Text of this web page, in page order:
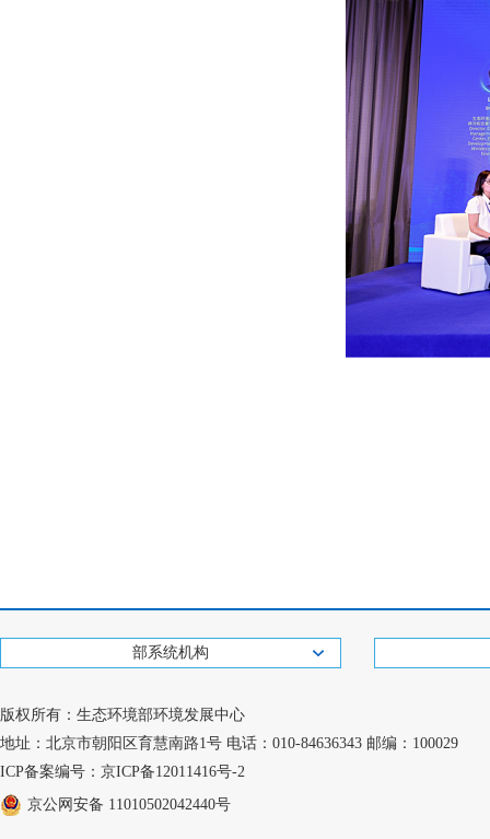
部系统机构
版权所有：生态环境部环境发展中心
地址：北京市朝阳区育慧南路1号 电话：010-84636343 邮编：100029
ICP备案编号：京ICP备12011416号-2
京公网安备 11010502042440号